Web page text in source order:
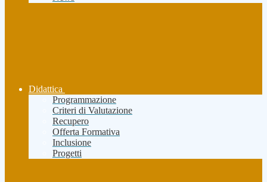
Didattica
Programmazione
Criteri di Valutazione
Recupero
Offerta Formativa
Inclusione
Progetti